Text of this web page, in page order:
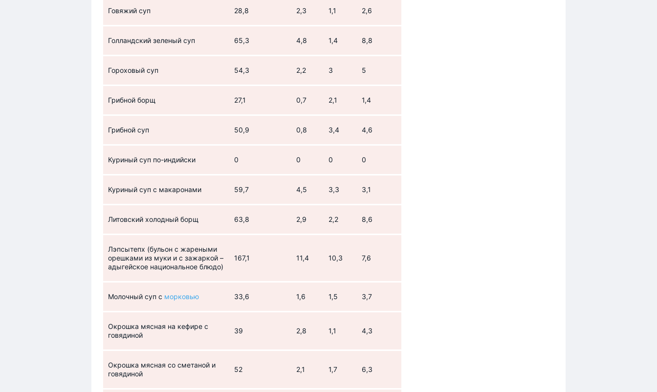
Говяжий суп 28,8 2,3 1,1 2,6
Голландский зеленый суп 65,3 4,8 1,4 8,8
Гороховый суп 54,3 2,2 3 5
Грибной борщ 27,1 0,7 2,1 1,4
Грибной суп 50,9 0,8 3,4 4,6
Куриный суп по-индийски 0 0 0 0
Куриный суп с макаронами 59,7 4,5 3,3 3,1
Литовский холодный борщ 63,8 2,9 2,2 8,6
Лэпсытепх (бульон с жареными
орешками из муки и с зажаркой –
адыгейское национальное блюдо)
167,1 11,4 10,3 7,6
Молочный суп с морковью 33,6 1,6 1,5 3,7
Окрошка мясная на кефире с
говядиной
39 2,8 1,1 4,3
Окрошка мясная со сметаной и
говядиной
52 2,1 1,7 6,3